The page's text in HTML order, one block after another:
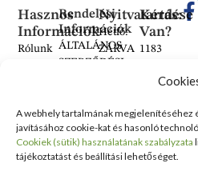
A webhely tartalmának megjelenítéséhez
javításához cookie-kat és hasonló
Cookiek (sütik) használatának szabályzata
tájékoztatást és beállítási lehetőséget.
Hasznos
Információk
Rólunk
és
Kitüntetések
Kiemelt
Rendelési
Információk
ÁLTALÁNOS
SZERZŐDÉSI
információ
Nyilatkozat
elálláshoz
Kérdése
Van?
1183
Balassa
utca 1-
10 Szent
Lőrinc
Nyitvatartás:
Hétfő:
ZÁRVA
Szerda:
6:00–